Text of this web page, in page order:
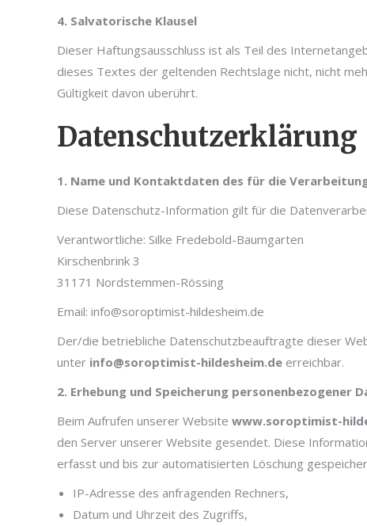
4. Salvatorische Klausel
Dieser Haftungsausschluss ist als Teil des
dieses Textes der geltenden Rechtslage nicht, nicht
Gültigkeit davon uberührt.
Datenschutzerklärung
1. Name und Kontaktdaten des für die
Diese Datenschutz-Information gilt für die
Verantwortliche: Silke Fredebold-Baumgarten
Kirschenbrink 3
31171 Nordstemmen-Rössing
Email: info@soroptimist-hildesheim.de
Der/die betriebliche Datenschutzbeauftragte dieser
unter info@soroptimist-hildesheim.de erreichbar.
2. Erhebung und Speicherung personenbezogener
Beim Aufrufen unserer Website www.soroptimist-
den Server unserer Website gesendet. Diese
erfasst und bis zur automatisierten Löschung
IP-Adresse des anfragenden Rechners,
Datum und Uhrzeit des Zugriffs,